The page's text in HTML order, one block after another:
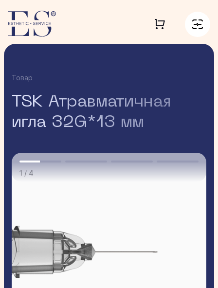
Товар
TSK Атравматичная
игла 32G*13 мм
1 / 4